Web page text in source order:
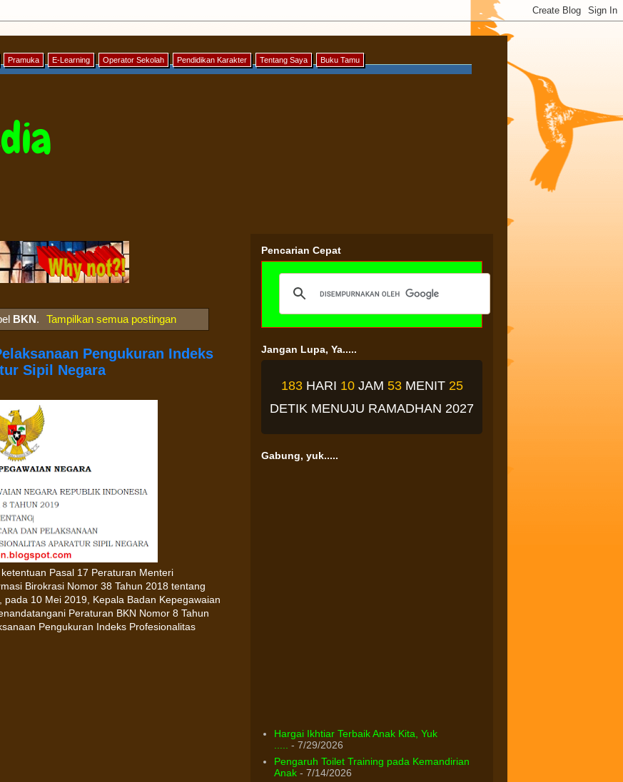
Pramuka E-Learning Operator Sekolah Pendidikan Karakter Tentang Saya Buku Tamu
BKN. Tampilkan semua postingan
Pengukuran Indeks
Sipil Negara
Pasal 17 Peraturan Menteri
Birokrasi Nomor 38 Tahun 2018 tentang
10 Mei 2019, Kepala Badan Kepegawaian
Peraturan BKN Nomor 8 Tahun
Pengukuran Indeks Profesionalitas
Pencarian Cepat
Jangan Lupa, Ya.....
183 HARI 10 JAM 53 MENIT24
DETIK MENUJU RAMADHAN 2027
Gabung, yuk.....
Hargai Ikhtiar Terbaik Anak Kita, Yuk
- 7/29/2026
Pengaruh Toilet Training pada Kemandirian
Anak- 7/14/2026